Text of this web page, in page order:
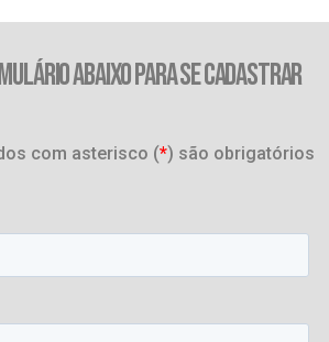
ABAIXO PARA SE CADASTRAR
com asterisco (*) são obrigatórios